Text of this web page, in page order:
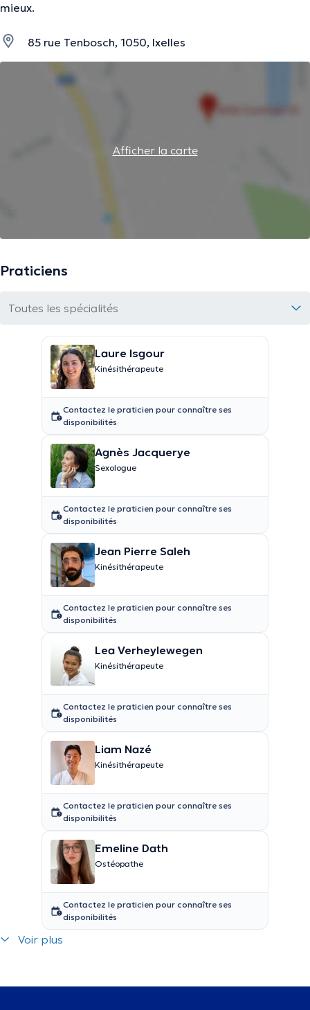
mieux.
85 rue Tenbosch, 1050, Ixelles
Afficher la carte
Praticiens
Toutes les spécialités
Laure Isgour
Kinésithérapeute
Contactez le praticien pour connaître ses
disponibilités
Agnès Jacquerye
Sexologue
Contactez le praticien pour connaître ses
disponibilités
Jean Pierre Saleh
Kinésithérapeute
Contactez le praticien pour connaître ses
disponibilités
Lea Verheylewegen
Kinésithérapeute
Contactez le praticien pour connaître ses
disponibilités
Liam Nazé
Kinésithérapeute
Contactez le praticien pour connaître ses
disponibilités
Emeline Dath
Ostéopathe
Contactez le praticien pour connaître ses
disponibilités
Voir plus